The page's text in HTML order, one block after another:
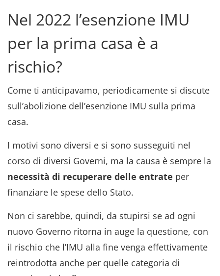
Nel 2022 l’esenzione IMU
per la prima casa è a
rischio?
Come ti anticipavamo, periodicamente si discute
sull’abolizione dell’esenzione IMU sulla prima
casa.
I motivi sono diversi e si sono susseguiti nel
corso di diversi Governi, ma la causa è sempre la
necessità di recuperare delle entrate per
finanziare le spese dello Stato.
Non ci sarebbe, quindi, da stupirsi se ad ogni
nuovo Governo ritorna in auge la questione, con
il rischio che l’IMU alla fine venga effettivamente
reintrodotta anche per quelle categoria di